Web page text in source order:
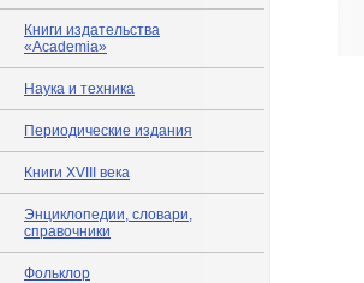
Книги издательства
«Academia»
Наука и техника
Периодические издания
Книги XVIII века
Энциклопедии, словари,
справочники
Фольклор